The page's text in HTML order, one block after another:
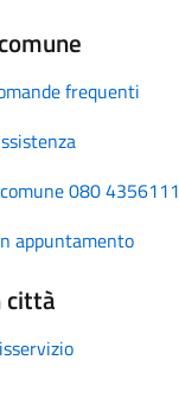
frequenti
080 4356111
appuntamento
città